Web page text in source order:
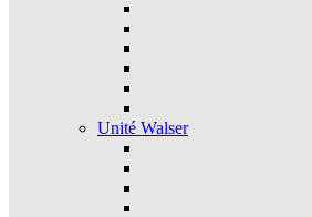
Unité Walser